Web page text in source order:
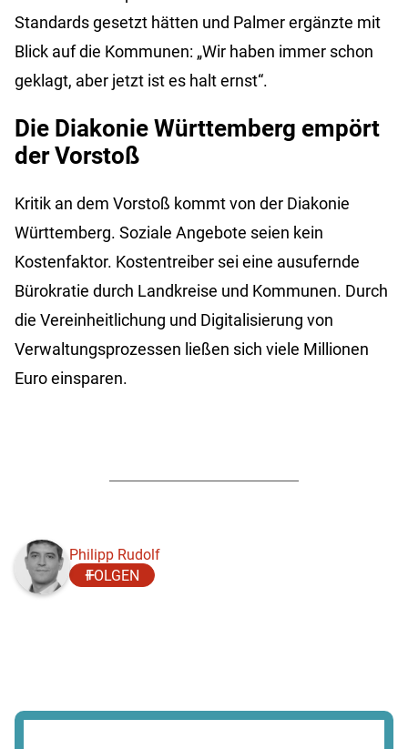
Standards gesetzt hätten und Palmer ergänzte mit
Blick auf die Kommunen: „Wir haben immer schon
geklagt, aber jetzt ist es halt ernst“.
Die Diakonie Württemberg empört
der Vorstoß
Kritik an dem Vorstoß kommt von der Diakonie
Württemberg. Soziale Angebote seien kein
Kostenfaktor. Kostentreiber sei eine ausufernde
Bürokratie durch Landkreise und Kommunen. Durch
die Vereinheitlichung und Digitalisierung von
Verwaltungsprozessen ließen sich viele Millionen
Euro einsparen.
Philipp Rudolf
FOLGEN